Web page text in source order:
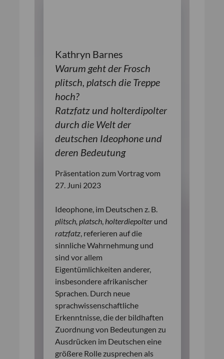
Kathryn Barnes
Warum geht der Frosch
plitsch, platsch die Treppe
hoch?
Ratzfatz und holterdipolter
durch die Welt der
deutschen Ideophone und
deren Bedeutung
Präsentation zum Vortrag vom
27. Juni 2023
Ideophone, im Deutschen z. B.
plitsch, platsch,holterdiepolterund
ratzfatz, referieren auf die
sinnliche Wahrnehmung und
sind vor allem
Eigentümlichkeiten anderer,
insbesondere afrikanischer
Sprachen. Durch neue
sprachwissenschaftliche
Erkenntnisse, die der bildhaften
Zuordnung von Bedeutungen zu
Ausdrücken im Deutschen eine
größere Rolle zusprechen als